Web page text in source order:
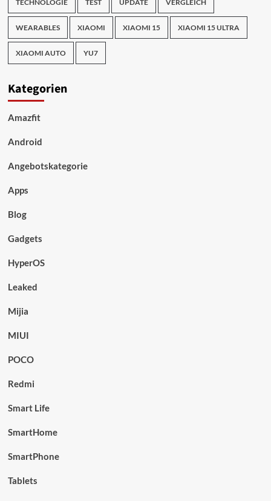
TECHNOLOGIE TEST UPDATE VERGLEICH
WEARABLES XIAOMI XIAOMI 15 XIAOMI 15 ULTRA
XIAOMI AUTO YU7
Kategorien
Amazfit
Android
Angebotskategorie
Apps
Blog
Gadgets
HyperOS
Leaked
Mijia
MIUI
POCO
Redmi
Smart Life
SmartHome
SmartPhone
Tablets